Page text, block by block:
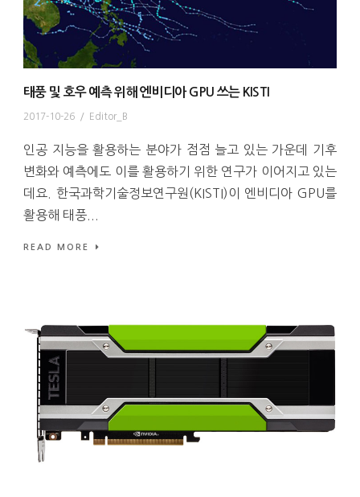
태풍 및 호우 예측 위해 엔비디아 GPU 쓰는 KISTI
2017-10-26 / Editor_B
인공 지능을 활용하는 분야가 점점 늘고 있는 가운데 기후
변화와 예측에도 이를 활용하기 위한 연구가 이어지고 있는
데요. 한국과학기술정보연구원(KISTI)이 엔비디아 GPU를
활용해 태풍...
READ MORE